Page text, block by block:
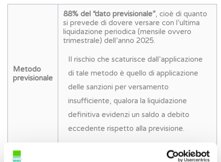
Metodo
previsionale
88% del “dato previsionale”, cioè di quanto
si prevede di dovere versare con l’ultima
liquidazione periodica (mensile ovvero
trimestrale) dell’anno 2025.
Il rischio che scaturisce dall’applicazione
di tale metodo è quello di applicazione
delle sanzioni per versamento
insufficiente, qualora la liquidazione
definitiva evidenzi un saldo a debito
eccedente rispetto alla previsione.
, cioè di quanto